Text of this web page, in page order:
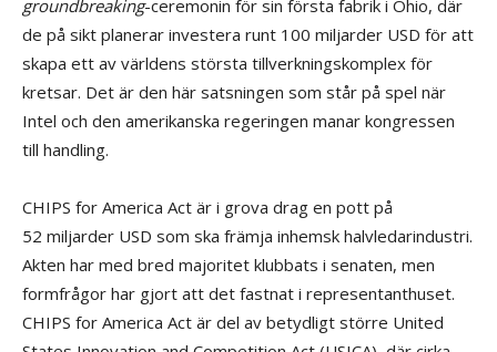
groundbreaking-ceremonin för sin första fabrik i Ohio, där
de på sikt planerar investera runt 100 miljarder USD för att
skapa ett av världens största tillverkningskomplex för
kretsar. Det är den här satsningen som står på spel när
Intel och den amerikanska regeringen manar kongressen
till handling.
CHIPS for America Act är i grova drag en pott på
52 miljarder USD som ska främja inhemsk halvledarindustri.
Akten har med bred majoritet klubbats i senaten, men
formfrågor har gjort att det fastnat i representanthuset.
CHIPS for America Act är del av betydligt större United